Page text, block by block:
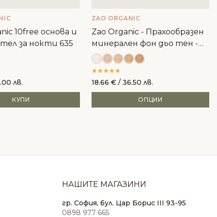
10free основа и
за нокти 635
лв.
КУПИ
ZAO ORGANIC
Zao Organic - Прахообразен
минерален фон дьо тен -
пълнител
18.66 €/ 36.50 лв.
ОПЦИИ
НАШИТЕ МАГАЗИНИ
гр. София, бул. Цар Борис III 93-95
0898 977 665